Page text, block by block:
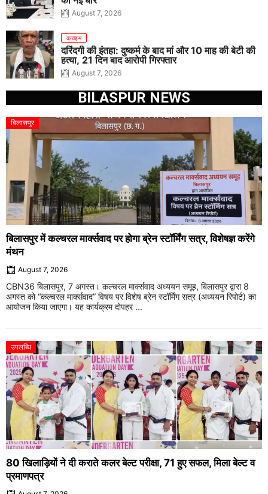
August 7, 2026
क्राइम
दरिंदगी की इंतहा: दुष्कर्म के बाद मां और 10 माह की बेटी की
हत्या, 21 दिन बाद आरोपी गिरफ्तार
August 7, 2026
BILASPUR NEWS
बिलासपुर
बिलासपुर में कल्चरल मार्क्सवाद पर होगा ब्रेन स्टॉर्मिंग सत्र, विशेषज्ञ करेंगे
मंथन
August 7, 2026
CBN36 बिलासपुर, 7 अगस्त। कल्चरल मार्क्सवाद अध्ययन समूह, बिलासपुर द्वारा 8
अगस्त को “कल्चरल मार्क्सवाद” विषय पर विशेष ब्रेन स्टॉर्मिंग सत्र (अध्ययन रिपोर्ट) का
आयोजन किया जाएगा। यह कार्यक्रम दोपहर ...
उपलब्धि
80 खिलाड़ियों ने दी कराते कलर बेल्ट परीक्षा, 71 हुए सफल, मिला बेल्ट व
प्रमाणपत्र